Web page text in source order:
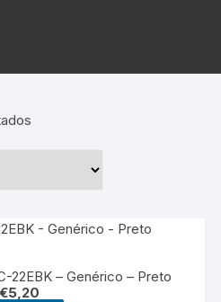
22EBK – Genérico – Preto
€5,20